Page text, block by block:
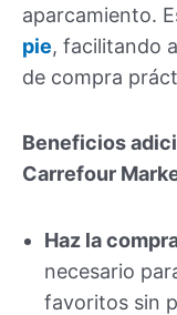
aparcamiento.
pie, facilitando
de compra
Beneficios
Carrefour
Haz la
necesario
favoritos sin